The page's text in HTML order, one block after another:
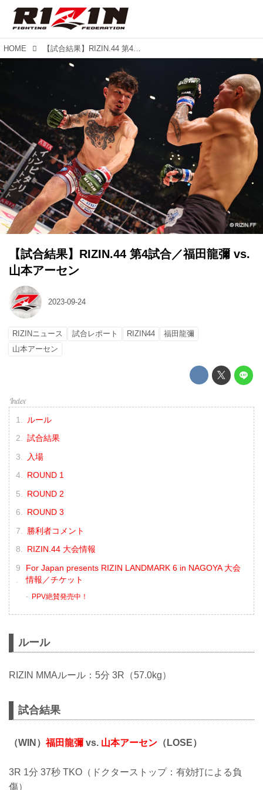
HOME 【試合結果】RIZIN.44 第4試合／福田龍彌 vs. 山本アーセン
【試合結果】RIZIN.44 第4試合／福田龍彌 vs.
山本アーセン
2023-09-24
RIZINニュース 試合レポート RIZIN44
福田龍彌
山本アーセン
ルール
試合結果
入場
ROUND 1
ROUND 2
ROUND 3
勝利者コメント
RIZIN.44 大会情報
For Japan presents RIZIN LANDMARK 6 in NAGOYA 大会
情報／チケット
PPV絶賛発売中！
ルール
RIZIN MMAルール：5分 3R（57.0kg）
試合結果
（WIN）福田龍彌 vs. 山本アーセン （LOSE）
3R 1分 37秒 TKO（ドクターストップ：有効打による負
傷）